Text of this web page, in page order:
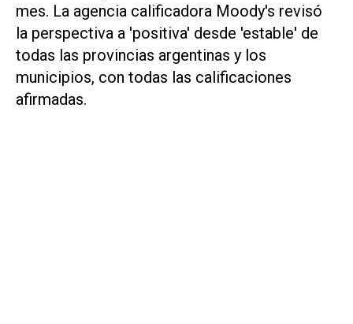
mes. La agencia calificadora Moody's revisó
la perspectiva a 'positiva' desde 'estable' de
todas las provincias argentinas y los
municipios, con todas las calificaciones
afirmadas.